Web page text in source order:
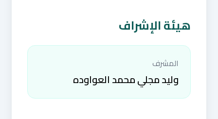
هيئة الإشراف
المشرف
وليد مجلي محمد العواوده